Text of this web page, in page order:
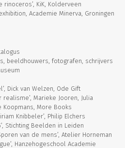
rinoceros’, KiK, Kolderveen
Academie Minerva, Groningen
beeldhouwers, fotografen, schrijvers
Dick van Welzen, Ode Gift
realisme’, Marieke Jooren, Julia
Koopmans, More Books
Knibbeler’, Philip Elchers
Stichting Beelden in Leiden
van de mens’, Atelier Horneman
Hanzehogeschool Academie